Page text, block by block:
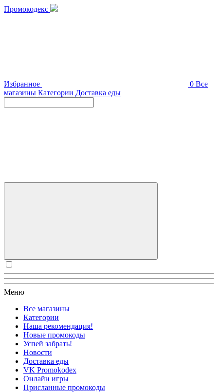
Промокодекс
Избранное 0 Все
магазины Категории Доставка еды
Меню
Все магазины
Категории
Наша рекомендация!
Новые промокоды
Успей забрать!
Новости
Доставка еды
VK Promokodex
Онлайн игры
Присланные промокоды